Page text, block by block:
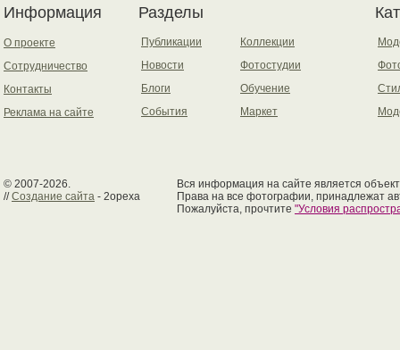
Информация
О проекте
Сотрудничество
Контакты
Реклама на сайте
Разделы
Публикации
Новости
Блоги
События
Коллекции
Фотостудии
Обучение
Маркет
© 2007-2026.
//Создание сайта - 2opexa
Вся информация на сайте является
Права на все фотографии, принадлежат
Пожалуйста, прочтите "Условия